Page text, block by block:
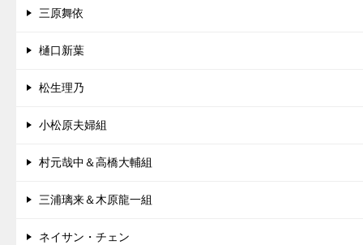
三原舞依
樋口新葉
松生理乃
小松原夫婦組
村元哉中＆高橋大輔組
三浦璃来＆木原龍一組
ネイサン・チェン